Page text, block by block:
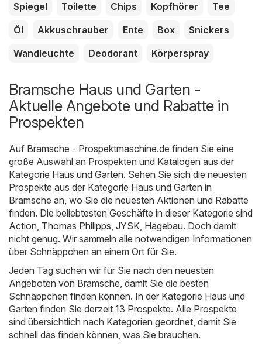
Spiegel Toilette Chips Kopfhörer
Tee
Öl
Akkuschrauber Ente Box
Snickers
Wandleuchte
Deodorant Körperspray
Bramsche Haus und Garten -
Aktuelle Angebote und Rabatte in
Prospekten
Auf Bramsche - Prospektmaschine.de finden Sie eine
große Auswahl an Prospekten und Katalogen aus der
Kategorie Haus und Garten. Sehen Sie sich die neuesten
Prospekte aus der Kategorie Haus und Garten in
Bramsche an, wo Sie die neuesten Aktionen und Rabatte
finden. Die beliebtesten Geschäfte in dieser Kategorie sind
Action, Thomas Philipps, JYSK, Hagebau. Doch damit
nicht genug. Wir sammeln alle notwendigen Informationen
über Schnäppchen an einem Ort für Sie.
Jeden Tag suchen wir für Sie nach den neuesten
Angeboten von Bramsche, damit Sie die besten
Schnäppchen finden können. In der Kategorie Haus und
Garten finden Sie derzeit 13 Prospekte. Alle Prospekte
sind übersichtlich nach Kategorien geordnet, damit Sie
schnell das finden können, was Sie brauchen.